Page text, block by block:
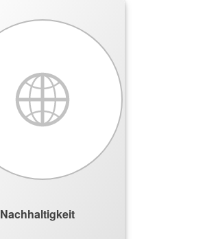
Nachhaltigkeit